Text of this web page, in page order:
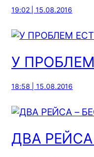
19:02 | 15.08.2016
У
18:58 | 15.08.2016
ДВА